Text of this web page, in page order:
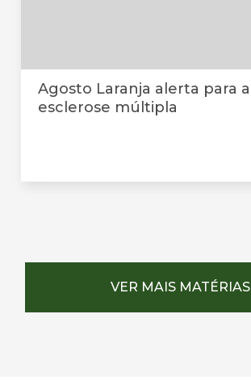
Agosto Laranja alerta para a
esclerose múltipla
VER MAIS MATÉRIAS